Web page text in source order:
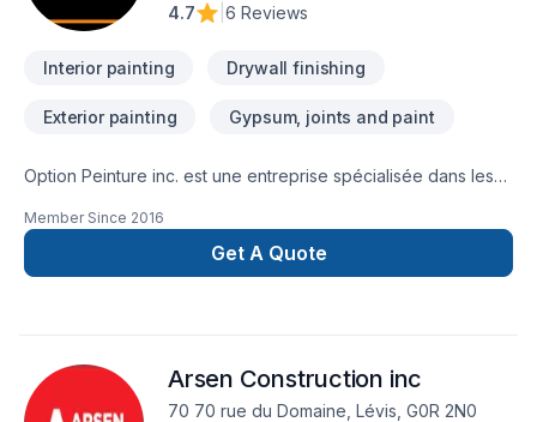
4.7 6 Reviews
Interior painting Drywall finishing
Exterior painting Gypsum, joints and paint
Option Peinture inc. est une entreprise spécialisée dans les
Québec et Lévis. Le propriétaire est un entrepreneur ayant
plus de 8 ans d’expérience dans le domaine de la peinture.
Optez pour des travaux de peinture pour la préservation et
compte de sélectionner le bon produit pour vos besoins.
Nous effectuons des travaux clé en main et sans tracas.
Member Since 2016
Get A Quote
Arsen Construction inc
70 70 rue du Domaine, Lévis, G0R 2N0